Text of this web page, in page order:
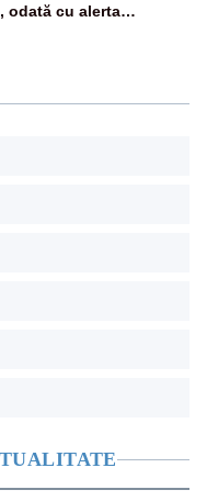
odată cu alerta